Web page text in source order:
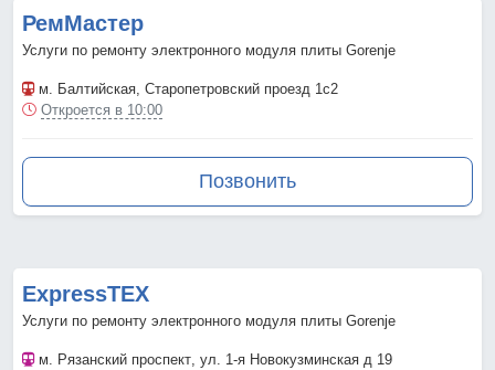
РемМастер
Услуги по ремонту электронного модуля плиты Gorenje
м. Балтийская, Старопетровский проезд 1с2
Откроется в 10:00
Позвонить
ExpressTEX
Услуги по ремонту электронного модуля плиты Gorenje
м. Рязанский проспект, ул. 1-я Новокузминская д 19